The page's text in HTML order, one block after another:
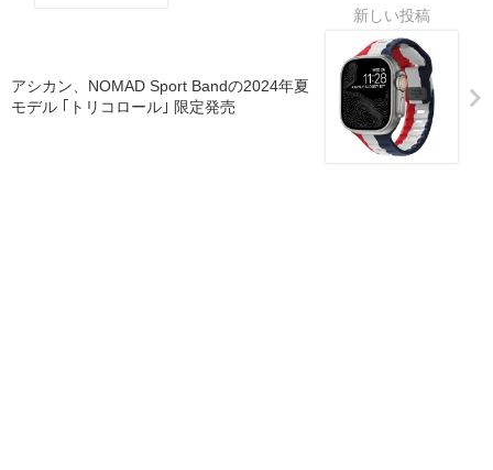
アシカン、NOMAD Sport Bandの2024年夏
モデル ｢トリコロール｣ 限定発売